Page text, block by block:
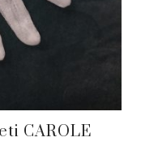
CAROLE